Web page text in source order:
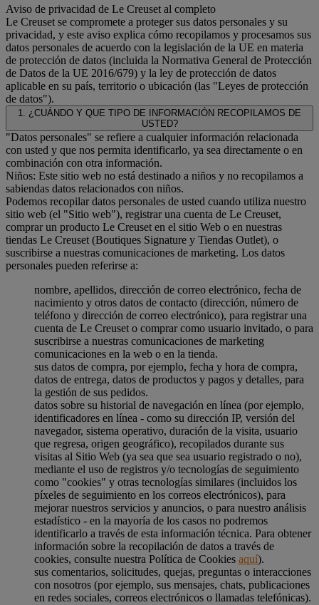
Aviso de privacidad de Le Creuset al completo
Le Creuset se compromete a proteger sus datos personales y su
privacidad, y este aviso explica cómo recopilamos y procesamos sus
datos personales de acuerdo con la legislación de la UE en materia
de protección de datos (incluida la Normativa General de Protección
de Datos de la UE 2016/679) y la ley de protección de datos
aplicable en su país, territorio o ubicación (las "Leyes de protección
de datos").
1. ¿CUÁNDO Y QUE TIPO DE INFORMACIÓN RECOPILAMOS DE
USTED?
"Datos personales" se refiere a cualquier información relacionada
con usted y que nos permita identificarlo, ya sea directamente o en
combinación con otra información.
Niños: Este sitio web no está destinado a niños y no recopilamos a
sabiendas datos relacionados con niños.
Podemos recopilar datos personales de usted cuando utiliza nuestro
sitio web (el "Sitio web"), registrar una cuenta de Le Creuset,
comprar un producto Le Creuset en el sitio Web o en nuestras
tiendas Le Creuset (Boutiques Signature y Tiendas Outlet), o
suscribirse a nuestras comunicaciones de marketing. Los datos
personales pueden referirse a:
nombre, apellidos, dirección de correo electrónico, fecha de
nacimiento y otros datos de contacto (dirección, número de
teléfono y dirección de correo electrónico), para registrar una
cuenta de Le Creuset o comprar como usuario invitado, o para
suscribirse a nuestras comunicaciones de marketing
comunicaciones en la web o en la tienda.
sus datos de compra, por ejemplo, fecha y hora de compra,
datos de entrega, datos de productos y pagos y detalles, para
la gestión de sus pedidos.
datos sobre su historial de navegación en línea (por ejemplo,
identificadores en línea - como su dirección IP, versión del
navegador, sistema operativo, duración de la visita, usuario
que regresa, origen geográfico), recopilados durante sus
visitas al Sitio Web (ya sea que sea usuario registrado o no),
mediante el uso de registros y/o tecnologías de seguimiento
como "cookies" y otras tecnologías similares (incluidos los
píxeles de seguimiento en los correos electrónicos), para
mejorar nuestros servicios y anuncios, o para nuestro análisis
estadístico - en la mayoría de los casos no podremos
identificarlo a través de esta información técnica. Para obtener
información sobre la recopilación de datos a través de
cookies, consulte nuestra Política de Cookies aquí).
sus comentarios, solicitudes, quejas, preguntas o interacciones
con nosotros (por ejemplo, sus mensajes, chats, publicaciones
en redes sociales, correos electrónicos o llamadas telefónicas).